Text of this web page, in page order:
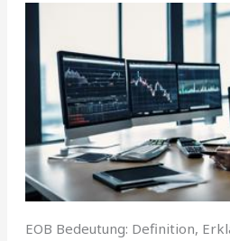
EOB Bedeutung: Definition,